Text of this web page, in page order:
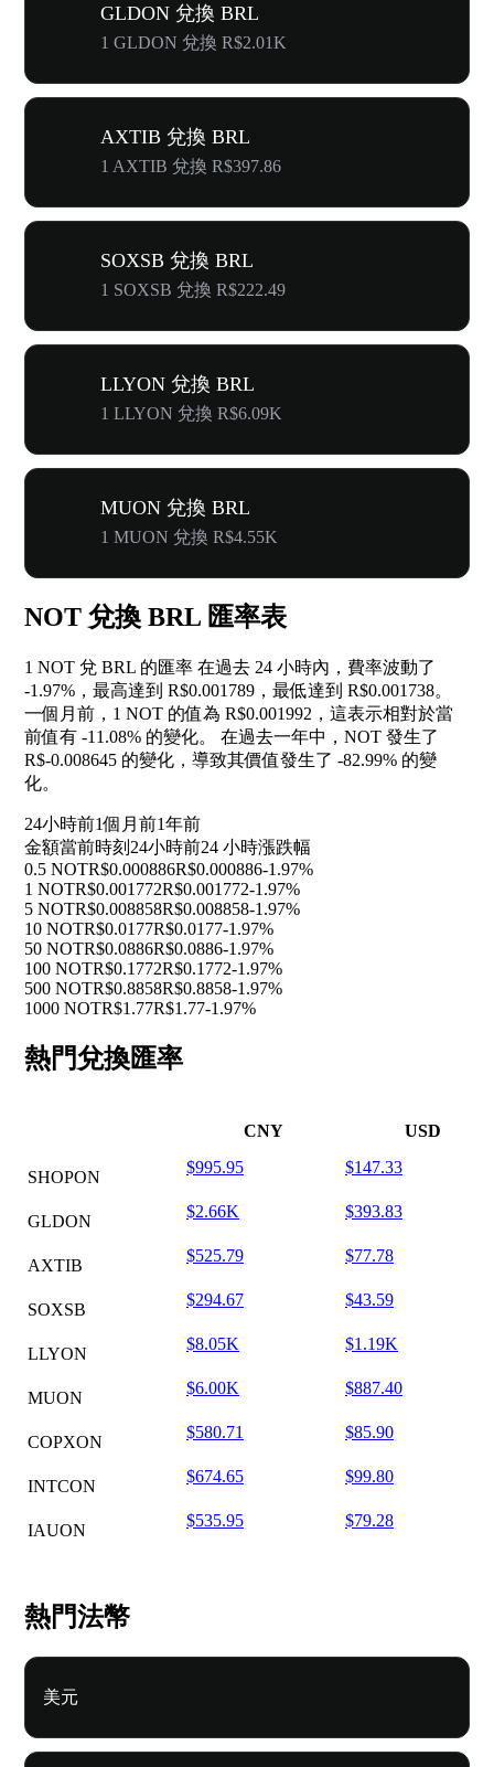
GLDON 兌換 BRL
1 GLDON 兌換 R$2.01K
AXTIB 兌換 BRL
1 AXTIB 兌換 R$397.86
SOXSB 兌換 BRL
1 SOXSB 兌換 R$222.49
LLYON 兌換 BRL
1 LLYON 兌換 R$6.09K
MUON 兌換 BRL
1 MUON 兌換 R$4.55K
NOT 兌換 BRL 匯率表
1 NOT 兌 BRL 的匯率 在過去 24 小時內，費率波動了
-1.97% ，最高達到 R$0.001789，最低達到 R$0.001738。
一個月前，1 NOT 的值為 R$0.001992，這表示相對於當
前值有 -11.08% 的變化。 在過去一年中，NOT 發生了
R$-0.008645 的變化，導致其價值發生了 -82.99% 的變
化。
24小時前1個月前1年前
金額當前時刻 24小時前24 小時漲跌幅
0.5 NOTR$0.000886R$0.000886-1.97%
1 NOTR$0.001772R$0.001772-1.97%
5 NOTR$0.008858R$0.008858-1.97%
10 NOTR$0.0177R$0.0177-1.97%
50 NOTR$0.0886R$0.0886-1.97%
100 NOTR$0.1772R$0.1772-1.97%
500 NOTR$0.8858R$0.8858-1.97%
1000 NOTR$1.77R$1.77-1.97%
熱門兌換匯率
CNY USD
SHOPON
$995.95 $147.33
GLDON
$2.66K $393.83
AXTIB
$525.79 $77.78
SOXSB
$294.67 $43.59
LLYON
$8.05K $1.19K
MUON
$6.00K $887.40
COPXON
$580.71 $85.90
INTCON
$674.65 $99.80
IAUON
$535.95 $79.28
熱門法幣
美元